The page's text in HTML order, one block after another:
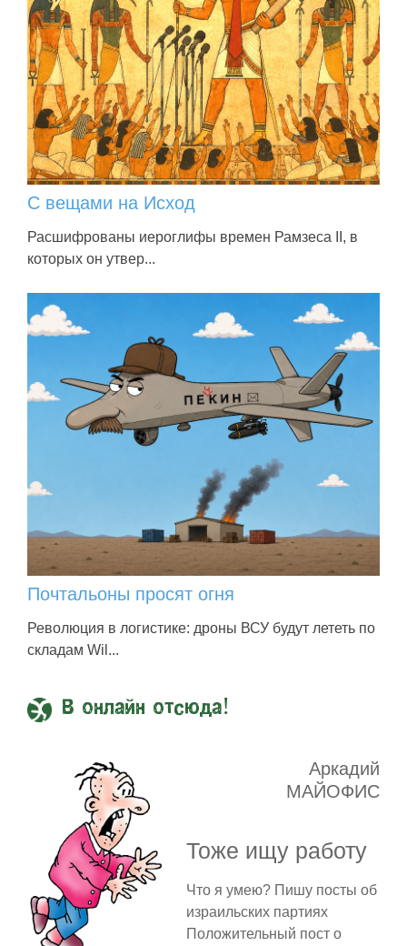
С вещами на Исход
Расшифрованы иероглифы времен Рамзеса II, в
которых он утвер...
Почтальоны просят огня
Революция в логистике: дроны ВСУ будут лететь по
складам Wil...
В онлайн отсюда!
Аркадий
МАЙОФИС
Тоже ищу работу
Что я умею? Пишу посты об
израильских партиях
Положительный пост о